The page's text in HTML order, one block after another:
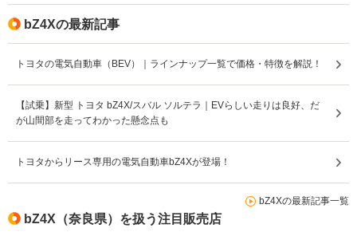
bZ4Xの最新記事
トヨタの電気自動車（BEV）｜ラインナップ一覧で価格・特徴を解説！
【試乗】新型 トヨタ bZ4X/スバル ソルテラ｜EVらしい走りは良好、だ
が山間部を走ってわかった懸念点も
トヨタからリース専用の電気自動車bZ4Xが登場！
bZ4Xの最新記事一覧
bZ4X（奈良県）を扱う注目販売店